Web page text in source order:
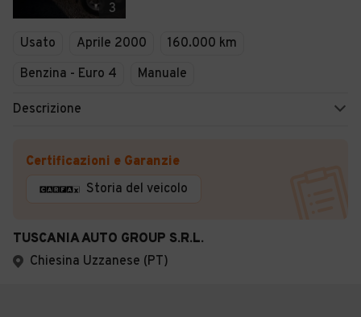
3
Usato Aprile 2000
160.000 km
Benzina - Euro 4
Manuale
Descrizione
Certificazioni e Garanzie
Storia del veicolo
TUSCANIA AUTO GROUP S.R.L.
Chiesina Uzzanese (PT)